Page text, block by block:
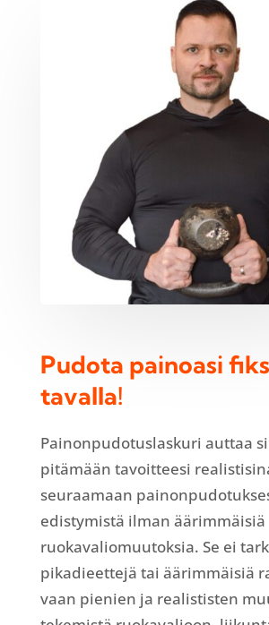
Pudota painoasi
tavalla!
Painonpudotuslaskuri auttaa
pitämään tavoitteesi
seuraamaan
edistymistä ilman äärimmäisiä
ruokavaliomuutoksia. Se ei
pikadieettejä tai äärimmäisiä
vaan pienien ja realististen